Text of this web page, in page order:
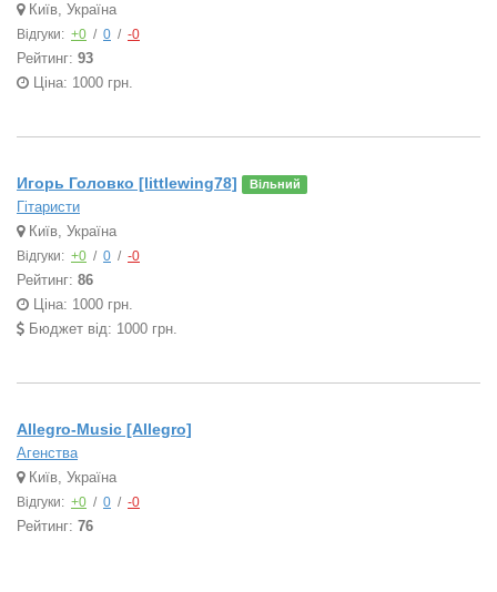
Київ, Україна
Відгуки: +0 / 0 / -0
Рейтинг: 93
Ціна: 1000 грн.
Игорь Головко [littlewing78] Вільний
Гітаристи
Київ, Україна
Відгуки: +0 / 0 / -0
Рейтинг: 86
Ціна: 1000 грн.
Бюджет від: 1000 грн.
Allegro-Music [Allegro]
Агенства
Київ, Україна
Відгуки: +0 / 0 / -0
Рейтинг: 76